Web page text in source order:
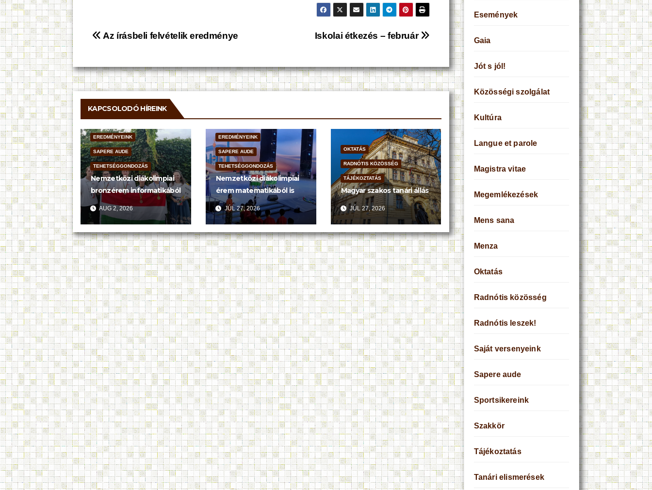
Bejegyzés
Iskolai étkezés – február
Az írásbeli felvételik eredménye
KAPCSOLODÓ HÍREINK
EREDMÉNYEINK
SAPERE AUDE
TEHETSÉGGONDOZÁS
Nemzetközi diákolimpiai
bronzérem informatikából
AUG 2, 2026
EREDMÉNYEINK
SAPERE AUDE
TEHETSÉGGONDOZÁS
Nemzetközi diákolimpiai
érem matematikából is
JÚL 27, 2026
OKTATÁS
RADNÓTIS KÖZÖSSÉG
TÁJÉKOZTATÁS
Magyar szakos tanári állás
JÚL 27, 2026
Események
Gaia
Jót s jól!
Közösségi szolgálat
Kultúra
Langue et parole
Magistra vitae
Megemlékezések
Mens sana
Menza
Oktatás
Radnótis közösség
Radnótis leszek!
Saját versenyeink
Sapere aude
Sportsikereink
Szakkör
Tájékoztatás
Tanári elismerések